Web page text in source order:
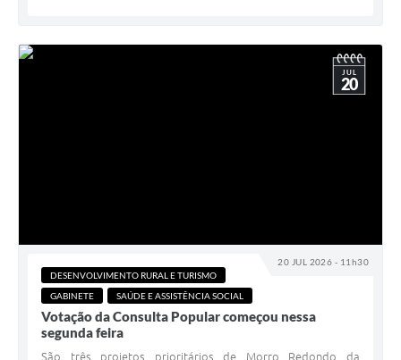
20 JUL 2026 - 11h30
JUL
20
DESENVOLVIMENTO RURAL E TURISMO
GABINETE
SAÚDE E ASSISTÊNCIA SOCIAL
Votação da Consulta Popular começou nessa
segunda feira
São três projetos prioritários de Morro Redondo da